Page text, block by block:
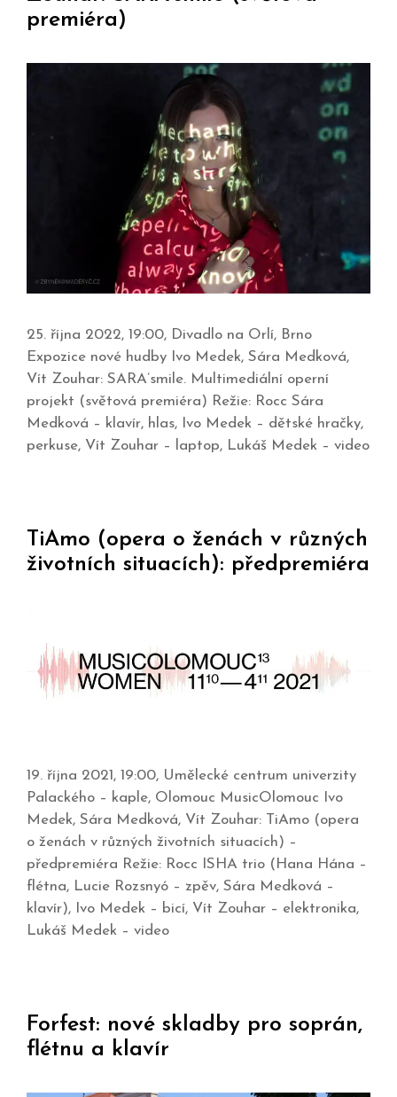
premiéra)
25. října 2022, 19:00, Divadlo na Orlí, Brno
Expozice nové hudby Ivo Medek, Sára Medková,
Vít Zouhar: SARA’smile. Multimediální operní
projekt (světová premiéra) Režie: Rocc Sára
Medková – klavír, hlas, Ivo Medek – dětské hračky,
perkuse, Vít Zouhar – laptop, Lukáš Medek – video
TiAmo (opera o ženách v různých
životních situacích): předpremiéra
19. října 2021, 19:00, Umělecké centrum univerzity
Palackého – kaple, Olomouc MusicOlomouc Ivo
Medek, Sára Medková, Vít Zouhar: TiAmo (opera
o ženách v různých životních situacích) –
předpremiéra Režie: Rocc ISHA trio (Hana Hána –
flétna, Lucie Rozsnyó – zpěv, Sára Medková –
klavír), Ivo Medek – bicí, Vít Zouhar – elektronika,
Lukáš Medek – video
Forfest: nové skladby pro soprán,
flétnu a klavír